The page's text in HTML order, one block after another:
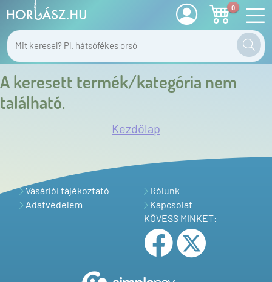
0
A keresett termék/kategória nem
található.
Kezdőlap
Vásárlói tájékoztató
Adatvédelem
Rólunk
Kapcsolat
KÖVESS MINKET: